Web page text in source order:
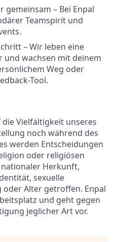
gemeinsam – Bei Enpal
Teamspirit und
– Wir leben eine
und wachsen mit deinem
Weg oder
Tool.
Vielfältigkeit unseres
noch während des
werden Entscheidungen
oder religiösen
Herkunft,
sexuelle
Alter getroffen. Enpal
und geht gegen
jeglicher Art vor.